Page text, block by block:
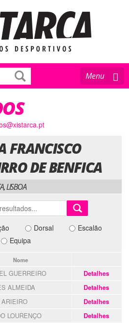
Toggle
navigation
Menu
FRANCISCO
DE BENFICA
LISBOA
Dorsal
Escalão
Equipa
Nome
GUERREIRO Detalhes
ALMEIDA Detalhes
Detalhes
LOURENÇO Detalhes